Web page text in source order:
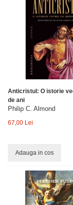
Anticristul: O istorie
de ani
Philip C. Almond
67,00 Lei
Adauga in cos